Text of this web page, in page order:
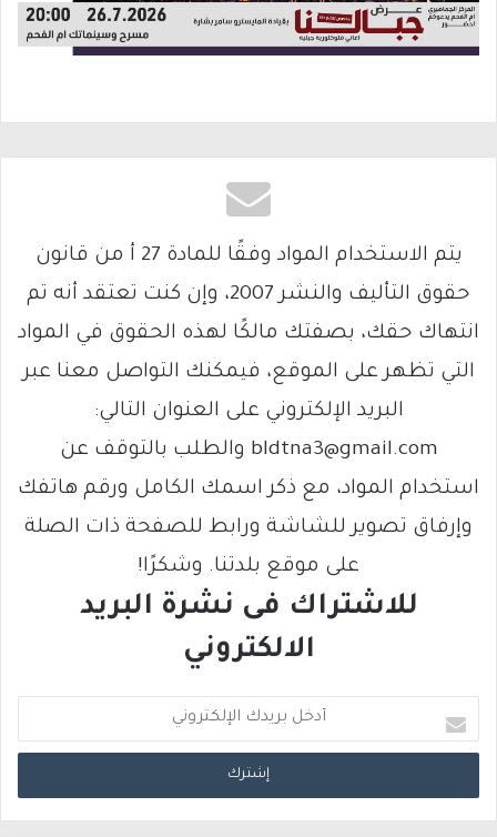
يتم الاستخدام المواد وفقًا للمادة 27 أ من قانون
حقوق التأليف والنشر 2007، وإن كنت تعتقد أنه تم
انتهاك حقك، بصفتك مالكًا لهذه الحقوق في المواد
التي تظهر على الموقع، فيمكنك التواصل معنا عبر
البريد الإلكتروني على العنوان التالي:
bldtna3@gmail.com والطلب بالتوقف عن
استخدام المواد، مع ذكر اسمك الكامل ورقم هاتفك
وإرفاق تصوير للشاشة ورابط للصفحة ذات الصلة
على موقع بلدتنا. وشكرًا!
للاشتراك فى نشرة البريد
الالكتروني
د
خ